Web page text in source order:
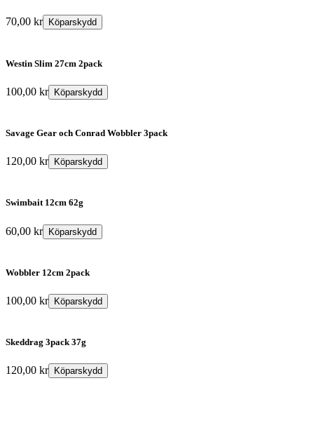
70,00 kr Köparskydd
Westin Slim 27cm 2pack
100,00 kr Köparskydd
Savage Gear och Conrad Wobbler 3pack
120,00 kr Köparskydd
Swimbait 12cm 62g
60,00 kr Köparskydd
Wobbler 12cm 2pack
100,00 kr Köparskydd
Skeddrag 3pack 37g
120,00 kr Köparskydd